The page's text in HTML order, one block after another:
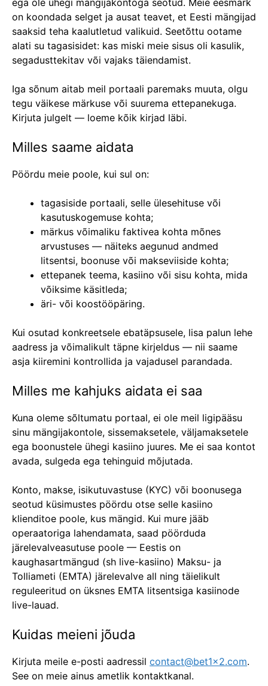
ega ole ühegi mängijakontoga seotud. Meie eesmärk
on koondada selget ja ausat teavet, et Eesti mängijad
saaksid teha kaalutletud valikuid. Seetõttu ootame
alati su tagasisidet: kas miski meie sisus oli kasulik,
segadusttekitav või vajaks täiendamist.
Iga sõnum aitab meil portaali paremaks muuta, olgu
tegu väikese märkuse või suurema ettepanekuga.
Kirjuta julgelt — loeme kõik kirjad läbi.
Milles saame aidata
Pöördu meie poole, kui sul on:
tagasiside portaali, selle ülesehituse või
kasutuskogemuse kohta;
märkus võimaliku faktivea kohta mõnes
arvustuses — näiteks aegunud andmed
litsentsi, boonuse või makseviiside kohta;
ettepanek teema, kasiino või sisu kohta, mida
võiksime käsitleda;
äri- või koostööpäring.
Kui osutad konkreetsele ebatäpsusele, lisa palun lehe
aadress ja võimalikult täpne kirjeldus — nii saame
asja kiiremini kontrollida ja vajadusel parandada.
Milles me kahjuks aidata ei saa
Kuna oleme sõltumatu portaal, ei ole meil ligipääsu
sinu mängijakontole, sissemaksetele, väljamaksetele
ega boonustele ühegi kasiino juures. Me ei saa kontot
avada, sulgeda ega tehinguid mõjutada.
Konto, makse, isikutuvastuse (KYC) või boonusega
seotud küsimustes pöördu otse selle kasiino
klienditoe poole, kus mängid. Kui mure jääb
operaatoriga lahendamata, saad pöörduda
järelevalveasutuse poole — Eestis on
kaughasartmängud (sh live-kasiino) Maksu- ja
Tolliameti (EMTA) järelevalve all ning täielikult
reguleeritud on üksnes EMTA litsentsiga kasiinode
live-lauad.
Kuidas meieni jõuda
Kirjuta meile e-posti aadressil contact@bet1x2.com.
See on meie ainus ametlik kontaktkanal.